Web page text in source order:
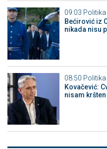
09:03 Politika
Bećirović iz
nikada nisu
08:50 Politika
Kovačević:
nisam kršten